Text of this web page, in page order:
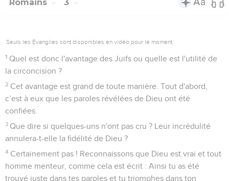
Romains 3
Seuls les Évangiles sont disponibles en vidéo pour le moment.
1 Quel est donc l'avantage des Juifs ou quelle est l'utilité de
la circoncision ?
2 Cet avantage est grand de toute manière. Tout d'abord,
c’est à eux que les paroles révélées de Dieu ont été
confiées.
3 Que dire si quelques-uns n'ont pas cru ? Leur incrédulité
annulera-t-elle la fidélité de Dieu ?
4 Certainement pas ! Reconnaissons que Dieu est vrai et tout
homme menteur, comme cela est écrit : Ainsi tu as été
trouvé juste dans tes paroles et tu triomphes dans ton